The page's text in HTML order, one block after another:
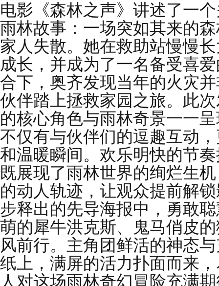
电影《森林之声》讲述了一
雨林故事：一场突如其来的
家人失散。她在救助站慢慢
成长，并成为了一名备受喜
合下，奥齐发现当年的火灾
伙伴踏上拯救家园之旅。此
的核心角色与雨林奇景一一
不仅有与伙伴们的逗趣互动
和温暖瞬间。欢乐明快的节
既展现了雨林世界的绚烂生
的动人轨迹，让观众提前解
步释出的先导海报中，勇敢
萌的犀牛洪克斯、鬼马俏皮
风前行。主角团鲜活的神态
纸上，满屏的活力扑面而来
人对这场雨林奇幻冒险充满